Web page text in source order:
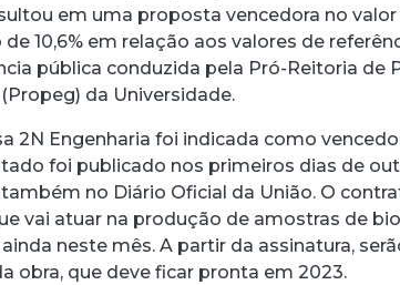
em uma proposta vencedora no valor
10,6% em relação aos valores de
pública conduzida pela Pró-Reitoria de
da Universidade.
2N Engenharia foi indicada como
foi publicado nos primeiros dias de
no Diário Oficial da União. O
vai atuar na produção de amostras de
neste mês. A partir da assinatura,
obra, que deve ficar pronta em 2023.